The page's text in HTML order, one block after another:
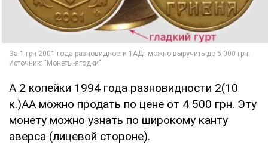
А 2 копейки 1994 года разновидности 2(10
к.)АА можно продать по цене от 4 500 грн. Эту
монету можно узнать по широкому канту
аверса (лицевой стороне).